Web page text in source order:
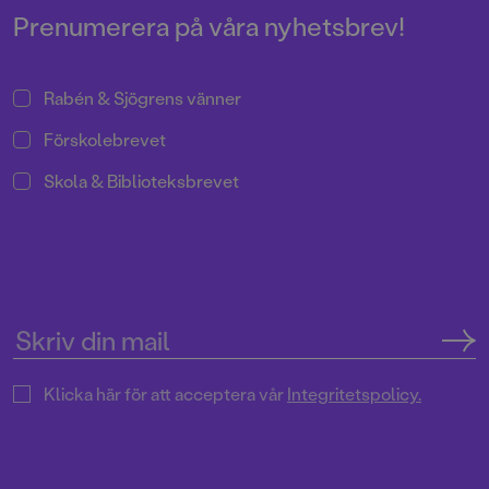
Prenumerera på våra nyhetsbrev!
Rabén & Sjögrens vänner
Förskolebrevet
Skola & Biblioteksbrevet
Klicka här för att acceptera vårIntegritetspolicy.